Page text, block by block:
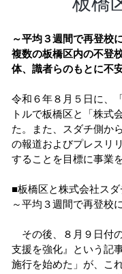
～平均３週間で再登校
複数の板橋区内の不登
体、識者らのもとに不
令和６年８月５日に、
トルで板橋区と「株式
た。また、スダチ側か
の報道およびプレスリ
することを目標に事業
■板橋区と株式会社ス
～平均３週間で再登校
その後、８月９日付
支援を強化』という記
施行を始めた」が、こ